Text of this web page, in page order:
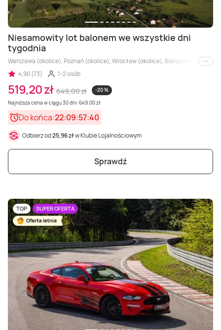
Niesamowity lot balonem we wszystkie dni
tygodnia
Warszawa (okolice), Poznań (okolice), Wrocław (okolice), Białystok
i inne
4,90 (73)
1-2 osób
519,20 zł 649,00 zł
-20 %
Najniższa cena w ciągu 30 dni: 649,00 zł
Do końca:22:09:57:38
Odbierz od25,96 złw Klubie Lojalnościowym
Sprawdź
TOP SUPER OFERTA